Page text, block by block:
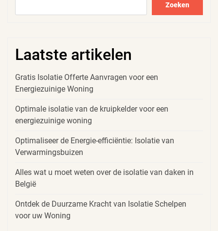
Zoeken
Laatste artikelen
Gratis Isolatie Offerte Aanvragen voor een
Energiezuinige Woning
Optimale isolatie van de kruipkelder voor een
energiezuinige woning
Optimaliseer de Energie-efficiëntie: Isolatie van
Verwarmingsbuizen
Alles wat u moet weten over de isolatie van daken in
België
Ontdek de Duurzame Kracht van Isolatie Schelpen
voor uw Woning